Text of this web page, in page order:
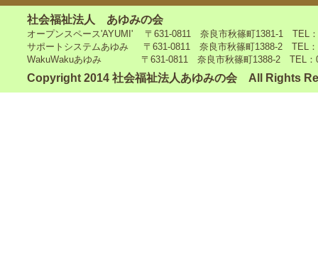
社会福祉法人 あゆみの会
オープンスペース'AYUMI' 〒631-0811 奈良市秋篠町1381-1 TEL
サポートシステムあゆみ 〒631-0811 奈良市秋篠町1388-2 TEL：
WakuWakuあゆみ 〒631-0811 奈良市秋篠町1388-2 TEL：
Copyright 2014 社会福祉法人あゆみの会 All Rights